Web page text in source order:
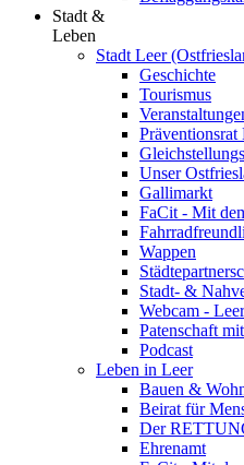
Stadt &
Leben
Stadt Leer
Geschichte
Tourismus
Präventionsrat
Unser
Gallimarkt
FaCit - Mit
Wappen
Stadt- &
Webcam -
Patenschaft
Podcast
Leben in Leer
Bauen &
Beirat für
Der
Ehrenamt